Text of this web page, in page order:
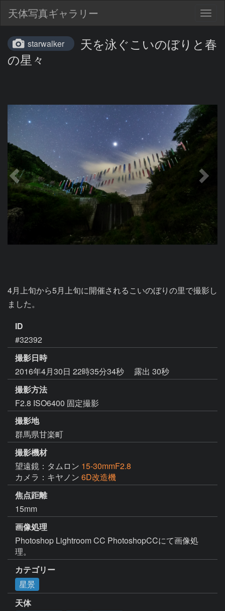
天体写真ギャラリー
starwalker
天を泳ぐこいのぼりと春
の星々
4月上旬から5月上旬に開催されるこいのぼりの里で撮影し
ました。
ID
#32392
撮影日時
2016年4月30日 22時35分34秒
露出 30秒
撮影方法
F2.8 ISO6400 固定撮影
撮影地
群馬県甘楽町
撮影機材
望遠鏡：タムロン 15-30mmF2.8
カメラ：キヤノン 6D改造機
焦点距離
15mm
画像処理
Photoshop Lightroom CC PhotoshopCCにて画像処
理。
カテゴリー
星景
天体